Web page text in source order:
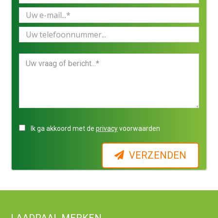
Ik ga akkoord met deprivacyvoorwaarden
VERZENDEN